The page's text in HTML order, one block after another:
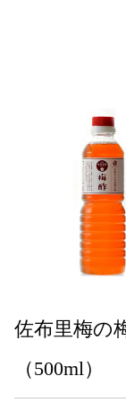
佐布里梅の
（500ml）